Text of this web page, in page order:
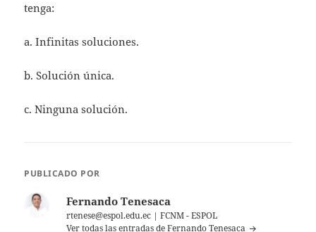
tenga:
a. Infinitas soluciones.
b. Solución única.
c. Ninguna solución.
PUBLICADO POR
Fernando Tenesaca
rtenese@espol.edu.ec | FCNM - ESPOL
Ver todas las entradas de Fernando Tenesaca